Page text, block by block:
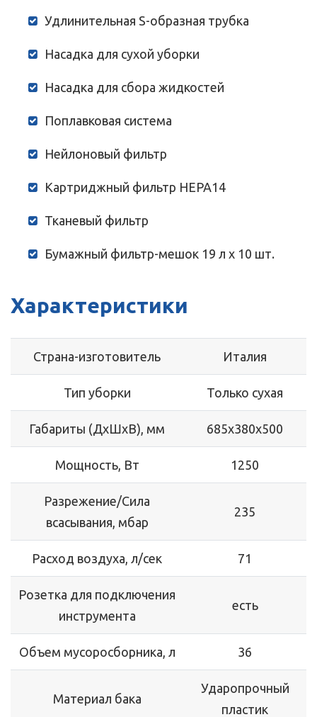
Удлинительная S-образная трубка
Насадка для сухой уборки
Насадка для сбора жидкостей
Поплавковая система
Нейлоновый фильтр
Картриджный фильтр HEPA14
Тканевый фильтр
Бумажный фильтр-мешок 19 л х 10 шт.
Характеристики
Страна-изготовитель Италия
Тип уборки Только сухая
Габариты (ДхШхВ), мм 685x380x500
Мощность, Вт 1250
Разрежение/Сила
всасывания, мбар
235
Расход воздуха, л/сек 71
Розетка для подключения
инструмента
есть
Объем мусоросборника, л 36
Материал бака
Ударопрочный
пластик